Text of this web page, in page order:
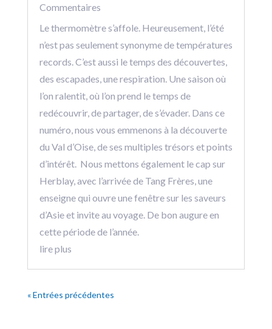
Commentaires
Le thermomètre s’affole. Heureusement, l’été
n’est pas seulement synonyme de températures
records. C’est aussi le temps des découvertes,
des escapades, une respiration. Une saison où
l’on ralentit, où l’on prend le temps de
redécouvrir, de partager, de s’évader. Dans ce
numéro, nous vous emmenons à la découverte
du Val d’Oise, de ses multiples trésors et points
d’intérêt. Nous mettons également le cap sur
Herblay, avec l’arrivée de Tang Frères, une
enseigne qui ouvre une fenêtre sur les saveurs
d’Asie et invite au voyage. De bon augure en
cette période de l’année.
lire plus
« Entrées précédentes